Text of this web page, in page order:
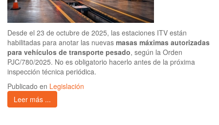
Desde el 23 de octubre de 2025, las estaciones ITV están
habilitadas para anotar las nuevas masas máximas autorizadas
para vehículos de transporte pesado, según la Orden
PJC/780/2025. No es obligatorio hacerlo antes de la próxima
inspección técnica periódica.
Publicado en Legislación
Leer más ...